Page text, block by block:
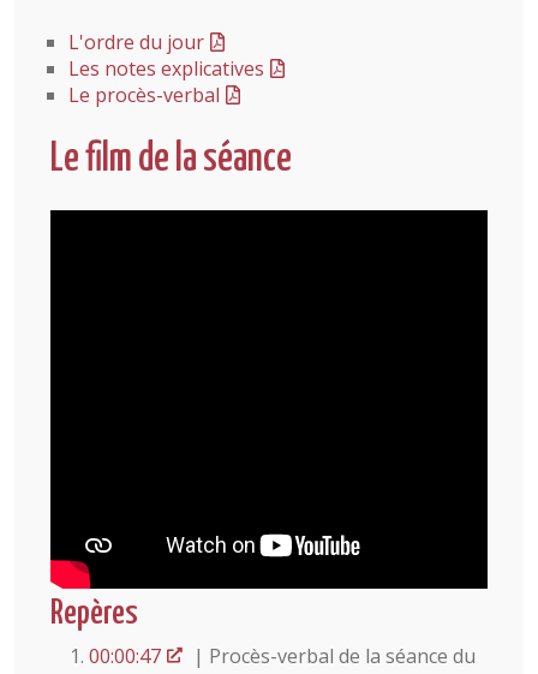
L'ordre du jour
Les notes explicatives
Le procès-verbal
Le film de la séance
Repères
00:00:47
| Procès-verbal de la séance du